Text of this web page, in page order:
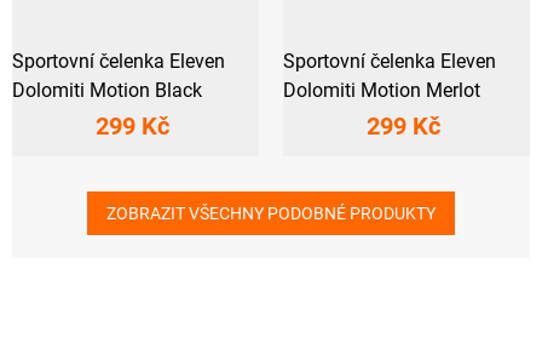
Sportovní čelenka Eleven
Dolomiti Motion Black
299 Kč
Sportovní čelenka Eleven
Dolomiti Motion Merlot
299 Kč
ZOBRAZIT VŠECHNY PODOBNÉ PRODUKTY